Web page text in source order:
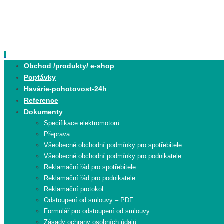
content
Obchod /produkty/ e-shop
Poptávky
Havárie-pohotovost-24h
Reference
Dokumenty
Specifikace elektromotorů
Přeprava
Všeobecné obchodní podmínky pro spotřebitele
Všeobecné obchodní podmínky pro podnikatele
Reklamační řád pro spotřebitele
Reklamační řád pro podnikatele
Reklamační protokol
Odstoupení od smlouvy – PDF
Formulář pro odstoupení od smlouvy
Zásady ochrany osobních údajů